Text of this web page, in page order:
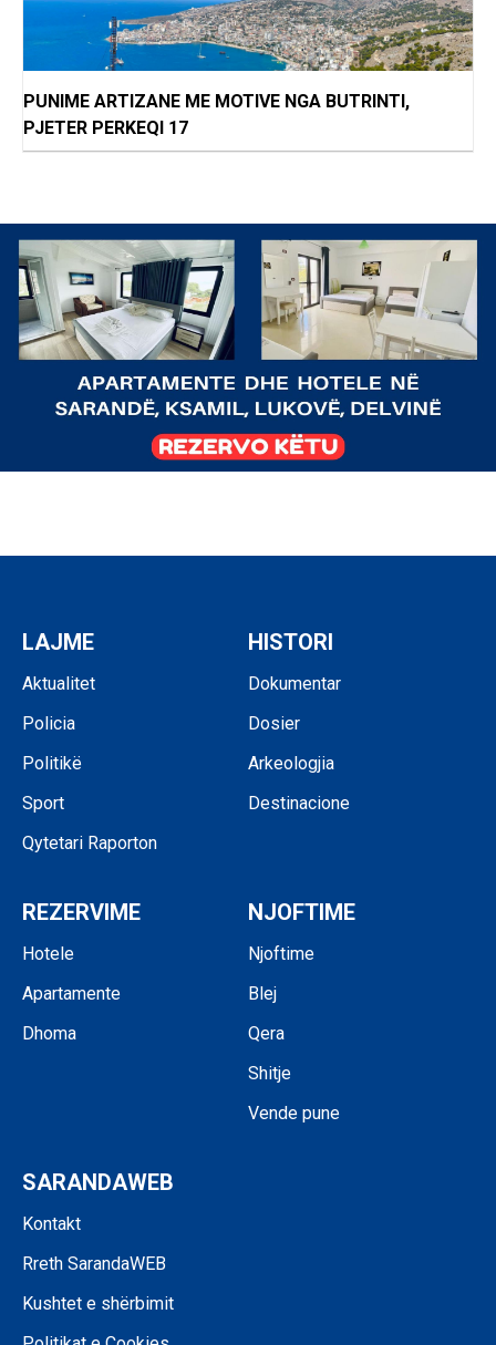
PUNIME ARTIZANE ME MOTIVE NGA BUTRINTI,
PJETER PERKEQI 17
LAJME
Aktualitet
Policia
Politikë
Sport
Qytetari Raporton
HISTORI
Dokumentar
Dosier
Arkeologjia
Destinacione
REZERVIME
Hotele
Apartamente
Dhoma
NJOFTIME
Njoftime
Blej
Qera
Shitje
Vende pune
SARANDAWEB
Kontakt
Rreth SarandaWEB
Kushtet e shërbimit